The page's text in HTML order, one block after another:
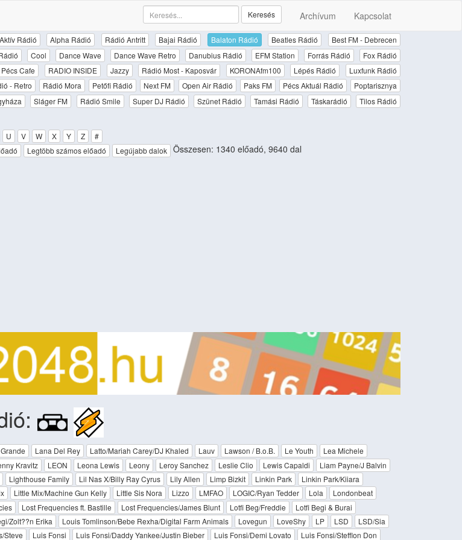
Archívum Kapcsolat
Keresés
Aktív Rádió Alpha Rádió Rádió Antritt Bajai Rádió Balaton Rádió Beatles Rádió
Best FM - Debrecen
Cool Dance Wave Dance Wave Retro Danubius Rádió EFM Station Forrás Rádió
Fox Rádió
Cafe RADIO INSIDE Jazzy Rádió Most - Kaposvár KORONAfm100 Lépés Rádió
Luxfunk Rádió
- Retro Rádió Mora Petőfi Rádió Next FM Open Air Rádió Paks FM Pécs Aktuál Rádió
Poptarisznya
Sláger FM Rádió Smile Super DJ Rádió Szünet Rádió Tamási Rádió Táskarádió
Tilos Rádió
U V W X Y Z
#
Legtöbb számos előadó Legújabb dalok Összesen: 1340 előadó, 9640 dal
Lana Del Rey Latto/Mariah Carey/DJ Khaled Lauv Lawson / B.o.B. Le Youth
Lea Michele
Kravitz LEON Leona Lewis Leony Leroy Sanchez Leslie Clio Lewis Capaldi
Liam Payne/J Balvin
Lighthouse Family Lil Nas X/Billy Ray Cyrus Lily Allen Limp Bizkit Linkin Park
Linkin Park/Kiiara
Little Mix/Machine Gun Kelly Little Sis Nora Lizzo LMFAO LOGIC/Ryan Tedder Lola
Londonbeat
Lost Frequencies ft. Bastille Lost Frequencies/James Blunt Lotfi Beg/Freddie
Lotfi Begi & Burai
Zolt??n Erika Louis Tomlinson/Bebe Rexha/Digital Farm Animals Lovegun LoveShy LP LSD
LSD/Sia
Steve Luis Fonsi Luis Fonsi/Daddy Yankee/Justin Bieber Luis Fonsi/Demi Lovato Luis Fonsi/Stefflon Don